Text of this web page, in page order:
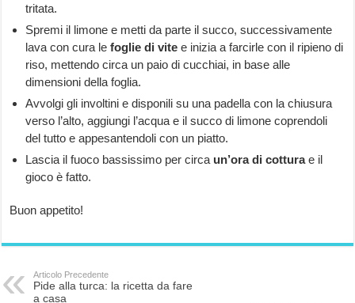
tritata.
Spremi il limone e metti da parte il succo, successivamente
lava con cura lefoglie di vite e inizia a farcirle con il ripieno di
riso, mettendo circa un paio di cucchiai, in base alle
dimensioni della foglia.
Avvolgi gli involtini e disponili su una padella con la chiusura
verso l’alto, aggiungi l’acqua e il succo di limone coprendoli
del tutto e appesantendoli con un piatto.
Lascia il fuoco bassissimo per circa un’ora di cotturae il
gioco è fatto.
Buon appetito!
Articolo Precedente
Pide alla turca: la ricetta da fare
a casa